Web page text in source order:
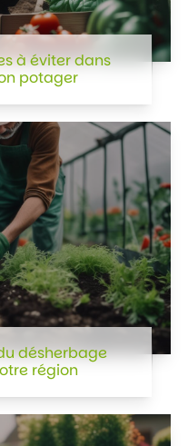
à éviter dans
potager
désherbage
région